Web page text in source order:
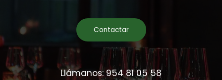
Contactar
Llámanos: 954 81 05 58